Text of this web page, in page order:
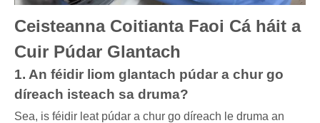
Ceisteanna Coitianta Faoi Cá háit a
Cuir Púdar Glantach
1. An féidir liom glantach púdar a chur go
díreach isteach sa druma?
Sea, is féidir leat púdar a chur go díreach le druma an